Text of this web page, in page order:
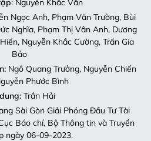
: Nguyễn Khắc Văn
Ngọc Anh, Phạm Văn Trường, Bùi
Nghĩa, Phạm Thị Vân Anh, Dương
Nguyễn Khắc Cường, Trần Gia
Bảo
Ngô Quang Trưởng, Nguyễn Chiến
Phước Bình
Trần Hải
Sài Gòn Giải Phóng Đầu Tư Tài
Báo chí, Bộ Thông tin và Truyền
ngày 06-09-2023.